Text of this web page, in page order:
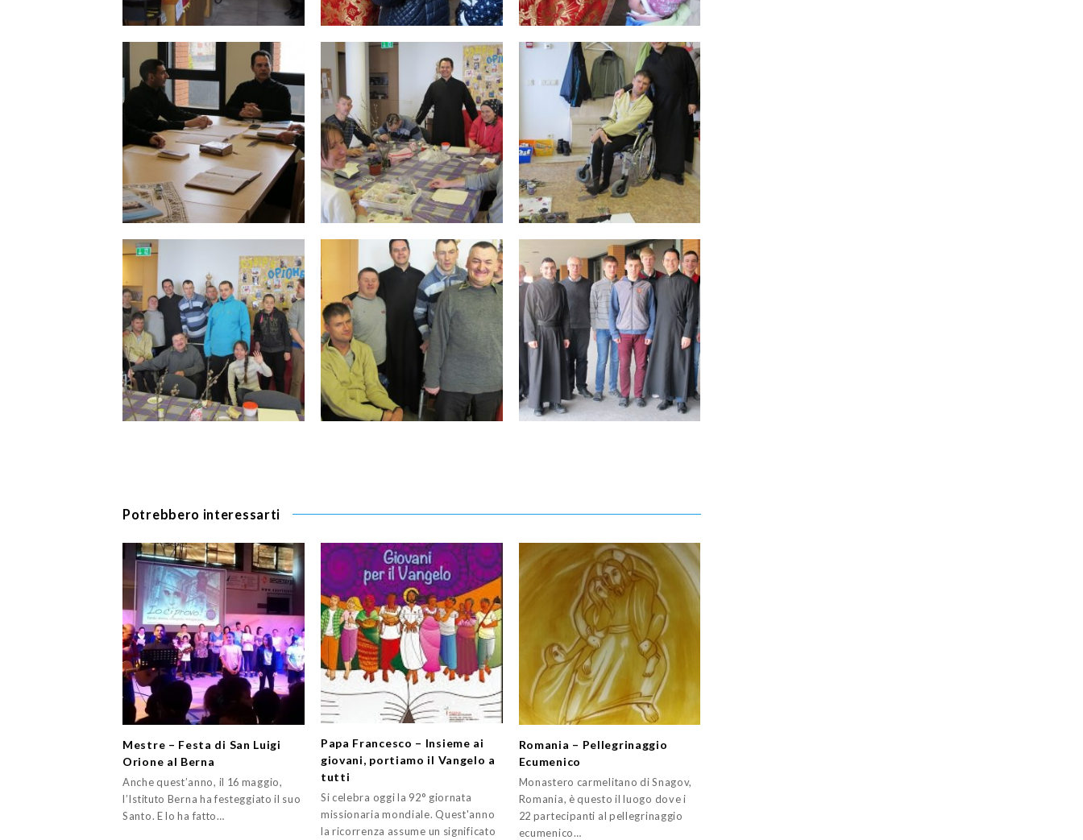
Potrebbero interessarti
Mestre – Festa di San Luigi
Orione al Berna
Anche quest’anno, il 16 maggio,
l’Istituto Berna ha festeggiato il suo
Santo. E lo ha fatto…
Papa Francesco – Insieme ai
giovani, portiamo il Vangelo a
tutti
Si celebra oggi la 92° giornata
missionaria mondiale. Quest'anno
la ricorrenza assume un significato
Romania – Pellegrinaggio
Ecumenico
Monastero carmelitano di Snagov,
Romania, è questo il luogo dove i
22 partecipanti al pellegrinaggio
ecumenico…